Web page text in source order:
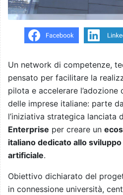
Un network di competenze,
pensato per facilitare la
pilota e accelerare
delle imprese italiane: parte
l’iniziativa strategica lanciata
Enterprise per creare un
italiano dedicato allo
artificiale.
Obiettivo dichiarato del
in connessione università,